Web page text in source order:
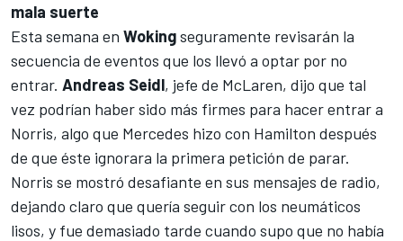
mala suerte
Esta semana en Wokingseguramente revisarán la
secuencia de eventos que los llevó a optar por no
entrar. Andreas Seidl, jefe de McLaren, dijo que tal
vez podrían haber sido más firmes para hacer entrar a
Norris, algo que Mercedes hizo con Hamilton después
de que éste ignorara la primera petición de parar.
Norris se mostró desafiante en sus mensajes de radio,
dejando claro que quería seguir con los neumáticos
lisos, y fue demasiado tarde cuando supo que no había